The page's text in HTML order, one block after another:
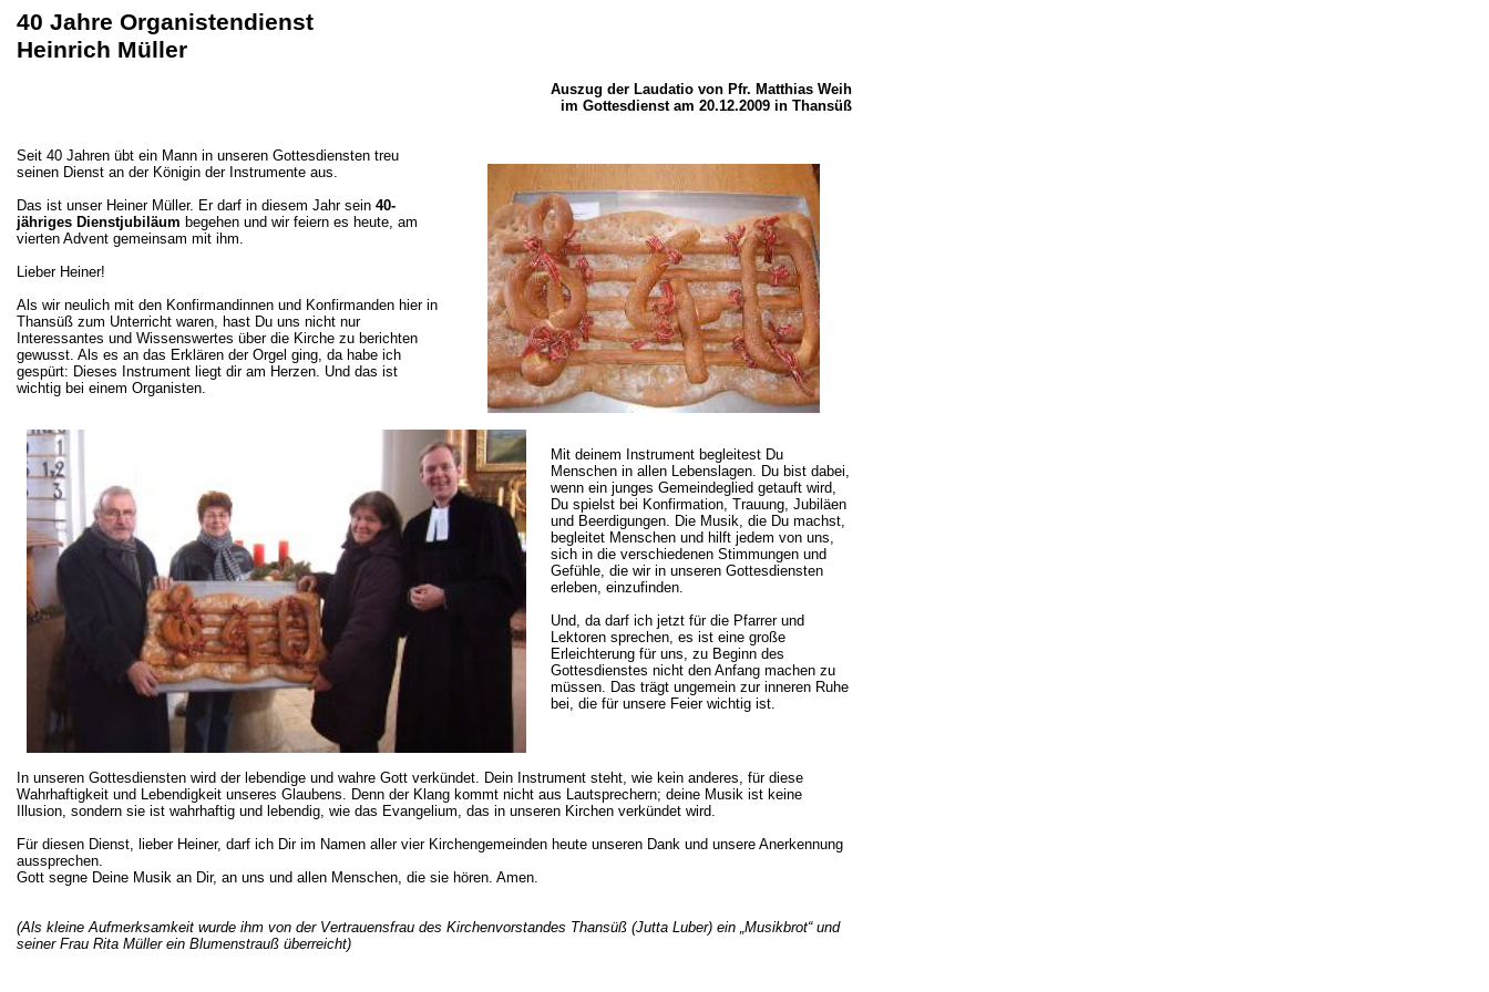
40 Jahre Organistendienst
Heinrich Müller
Auszug der Laudatio von Pfr. Matthias Weih
im Gottesdienst am 20.12.2009 in Thansüß
Seit 40 Jahren übt ein Mann in unseren Gottesdiensten treu
seinen Dienst an der Königin der Instrumente aus.
Das ist unser Heiner Müller. Er darf in diesem Jahr sein40-
jähriges Dienstjubiläum begehen und wir feiern es heute, am
vierten Advent gemeinsam mit ihm.
Lieber Heiner!
Als wir neulich mit den Konfirmandinnen und Konfirmanden hier in
Thansüß zum Unterricht waren, hast Du uns nicht nur
Interessantes und Wissenswertes über die Kirche zu berichten
gewusst. Als es an das Erklären der Orgel ging, da habe ich
gespürt: Dieses Instrument liegt dir am Herzen. Und das ist
wichtig bei einem Organisten.
Mit deinem Instrument begleitest Du
Menschen in allen Lebenslagen. Du bist dabei,
wenn ein junges Gemeindeglied getauft wird,
Du spielst bei Konfirmation, Trauung, Jubiläen
und Beerdigungen. Die Musik, die Du machst,
begleitet Menschen und hilft jedem von uns,
sich in die verschiedenen Stimmungen und
Gefühle, die wir in unseren Gottesdiensten
erleben, einzufinden.
Und, da darf ich jetzt für die Pfarrer und
Lektoren sprechen, es ist eine große
Erleichterung für uns, zu Beginn des
Gottesdienstes nicht den Anfang machen zu
müssen. Das trägt ungemein zur inneren Ruhe
bei, die für unsere Feier wichtig ist.
In unseren Gottesdiensten wird der lebendige und wahre Gott verkündet. Dein Instrument steht, wie kein anderes, für diese
Wahrhaftigkeit und Lebendigkeit unseres Glaubens. Denn der Klang kommt nicht aus Lautsprechern; deine Musik ist keine
Illusion, sondern sie ist wahrhaftig und lebendig, wie das Evangelium, das in unseren Kirchen verkündet wird.
Für diesen Dienst, lieber Heiner, darf ich Dir im Namen aller vier Kirchengemeinden heute unseren Dank und unsere Anerkennung
aussprechen.
Gott segne Deine Musik an Dir, an uns und allen Menschen, die sie hören. Amen.
(Als kleine Aufmerksamkeit wurde ihm von der Vertrauensfrau des Kirchenvorstandes Thansüß (Jutta Luber) ein „Musikbrot“ und
seiner Frau Rita Müller ein Blumenstrauß überreicht)